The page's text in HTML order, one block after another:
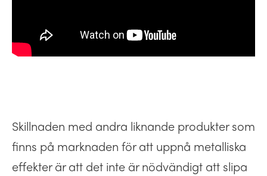
Skillnaden med andra liknande produkter som
finns på marknaden för att uppnå metalliska
effekter är att det inte är nödvändigt att slipa